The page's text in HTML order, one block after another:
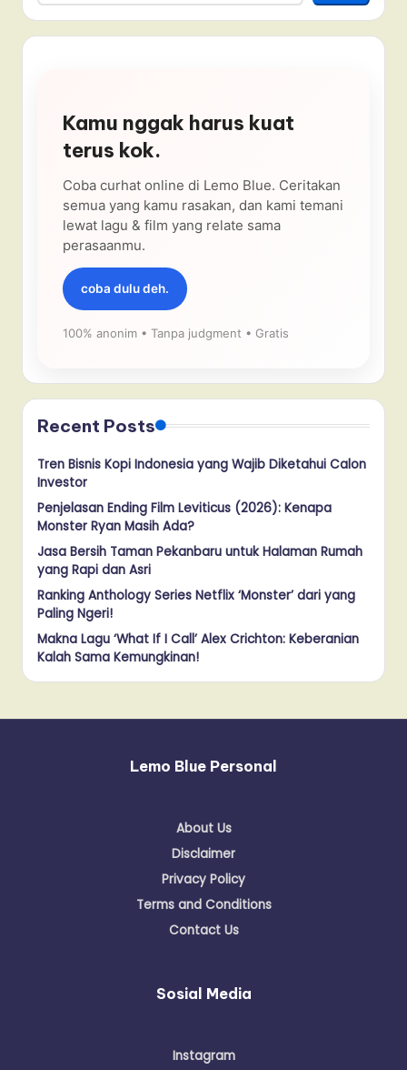
Kamu nggak harus kuat
terus kok.
Coba curhat online di Lemo Blue. Ceritakan
semua yang kamu rasakan, dan kami temani
lewat lagu & film yang relate sama
perasaanmu.
coba dulu deh.
100% anonim • Tanpa judgment • Gratis
Recent Posts
Tren Bisnis Kopi Indonesia yang Wajib Diketahui Calon
Investor
Penjelasan Ending Film Leviticus (2026): Kenapa
Monster Ryan Masih Ada?
Jasa Bersih Taman Pekanbaru untuk Halaman Rumah
yang Rapi dan Asri
Ranking Anthology Series Netflix ‘Monster’ dari yang
Paling Ngeri!
Makna Lagu ‘What If I Call’ Alex Crichton: Keberanian
Kalah Sama Kemungkinan!
Lemo Blue Personal
About Us
Disclaimer
Privacy Policy
Terms and Conditions
Contact Us
Sosial Media
Instagram